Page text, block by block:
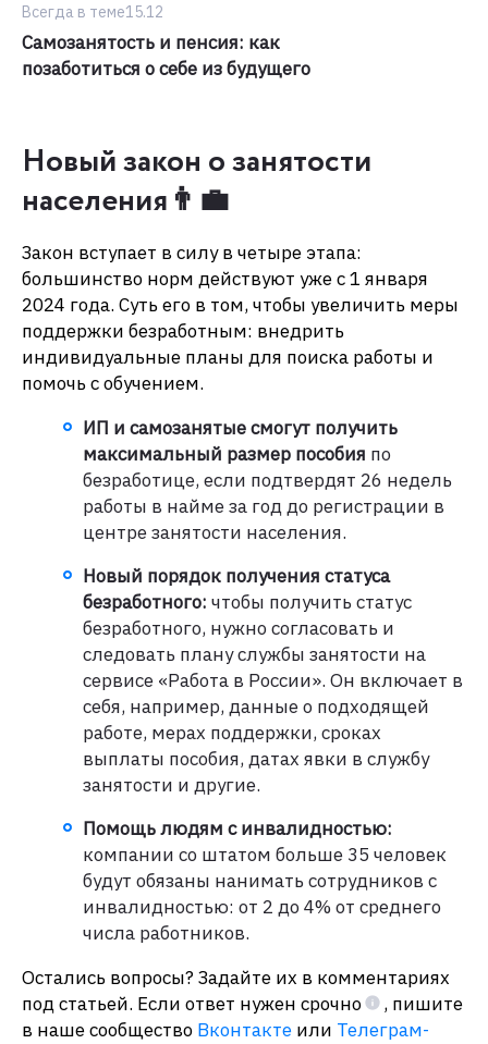
Всегда в теме15.12
Самозанятость и пенсия: как
позаботиться о себе из будущего
Новый закон о занятости
населения👨‍💼
Закон вступает в силу в четыре этапа:
большинство норм действуют уже с 1 января
2024 года. Суть его в том, чтобы увеличить меры
поддержки безработным: внедрить
индивидуальные планы для поиска работы и
помочь с обучением.
ИП и самозанятые смогут получить
максимальный размер пособия по
безработице, если подтвердят 26 недель
работы в найме за год до регистрации в
центре занятости населения.
Новый порядок получения статуса
безработного: чтобы получить статус
безработного, нужно согласовать и
следовать плану службы занятости на
сервисе «Работа в России». Он включает в
себя, например, данные о подходящей
работе, мерах поддержки, сроках
выплаты пособия, датах явки в службу
занятости и другие.
Помощь людям с инвалидностью:
компании со штатом больше 35 человек
будут обязаны нанимать сотрудников с
инвалидностью: от 2 до 4% от среднего
числа работников.
Остались вопросы? Задайте их в комментариях
под статьей. Если ответ нужен срочно
, пишите
в наше сообщество Вконтакте или Телеграм-